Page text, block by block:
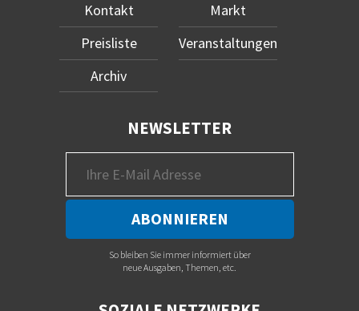
Kontakt
Preisliste
Archiv
Markt
Veranstaltungen
NEWSLETTER
So bleiben Sie immer informiert über
neue Ausgaben, Themen, etc.